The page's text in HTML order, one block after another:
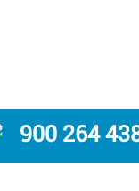
900 264